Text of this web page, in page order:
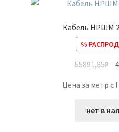
Кабель НРШМ
%
55891,85₽
Цена за метр с
нет в